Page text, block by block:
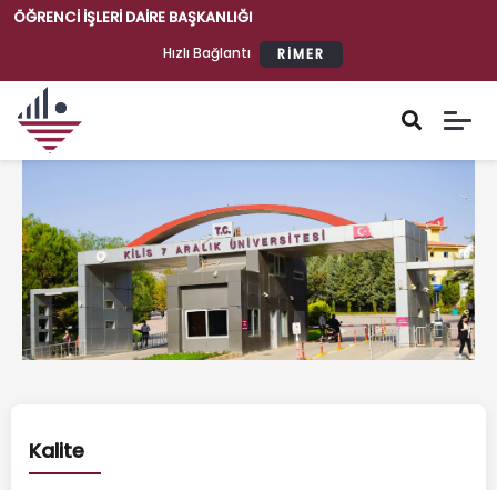
ÖĞRENCI İŞLERI DAIRE BAŞKANLIĞI
Hızlı Bağlantı RİMER
Kalite